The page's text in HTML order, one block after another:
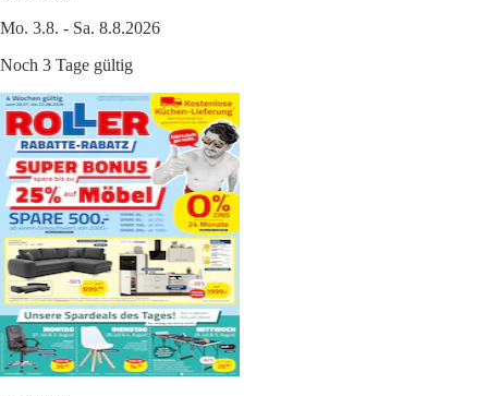
Mo. 3.8. - Sa. 8.8.2026
Noch 3 Tage gültig